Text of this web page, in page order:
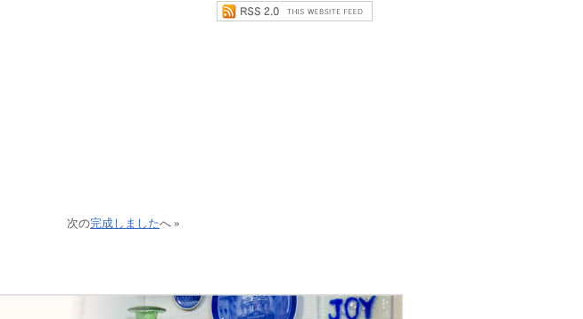
次の完成しましたへ »